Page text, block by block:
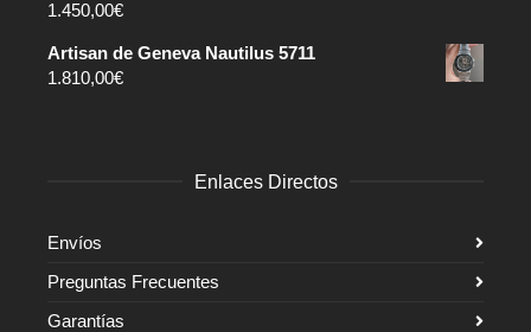
1.450,00€
Artisan de Geneva Nautilus 5711
1.810,00€
Enlaces Directos
Envíos
Preguntas Frecuentes
Garantías